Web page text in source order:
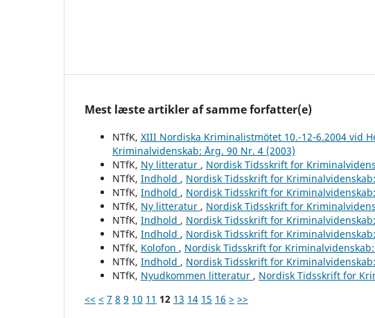
Mest læste artikler af samme forfatter(e)
NTfK, XIII Nordiska Kriminalistmötet 10.-12-6.2004 vid
Kriminalvidenskab: Årg. 90 Nr. 4 (2003)
NTfK, Ny litteratur , Nordisk Tidsskrift for
NTfK, Indhold , Nordisk Tidsskrift for
NTfK, Indhold , Nordisk Tidsskrift for
NTfK, Ny litteratur , Nordisk Tidsskrift for
NTfK, Indhold , Nordisk Tidsskrift for
NTfK, Indhold , Nordisk Tidsskrift for
NTfK, Kolofon , Nordisk Tidsskrift for
NTfK, Indhold , Nordisk Tidsskrift for
NTfK, Nyudkommen litteratur , Nordisk Tidsskrift for
<< < 7 8 9 10 11 12 13 14 15 16 > >>